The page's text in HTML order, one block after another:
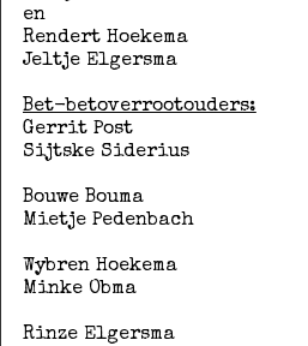
en
Rendert Hoekema
Jeltje Elgersma
Bet-betoverrootouders:
Gerrit Post
Sijtske Siderius
Bouwe Bouma
Mietje Pedenbach
Wybren Hoekema
Minke Obma
Rinze Elgersma